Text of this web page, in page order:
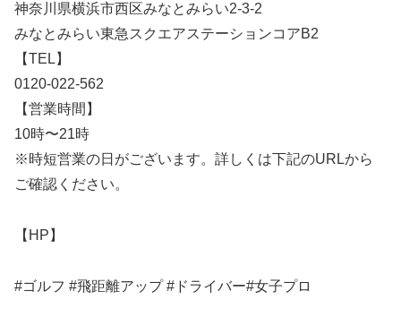
神奈川県横浜市西区みなとみらい2-3-2
みなとみらい東急スクエアステーションコアB2
【TEL】
0120-022-562
【営業時間】
10時〜21時
※時短営業の日がございます。詳しくは下記のURLから
ご確認ください。
【HP】
#ゴルフ #飛距離アップ #ドライバー#女子プロ